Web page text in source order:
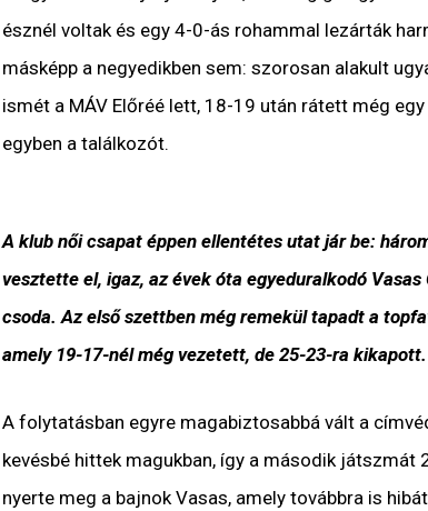
észnél voltak és egy 4-0-ás rohammal lezárták
másképp a negyedikben sem: szorosan alakult
ismét a MÁV Előréé lett, 18-19 után rátett még
egyben a találkozót.
A klub női csapat éppen ellentétes utat jár be:
vesztette el, igaz, az évek óta egyeduralkodó
csoda. Az első szettben még remekül tapadt a
amely 19-17-nél még vezetett, de 25-23-ra kikapott.
A folytatásban egyre magabiztosabbá vált a
kevésbé hittek magukban, így a második
nyerte meg a bajnok Vasas, amely továbbra is